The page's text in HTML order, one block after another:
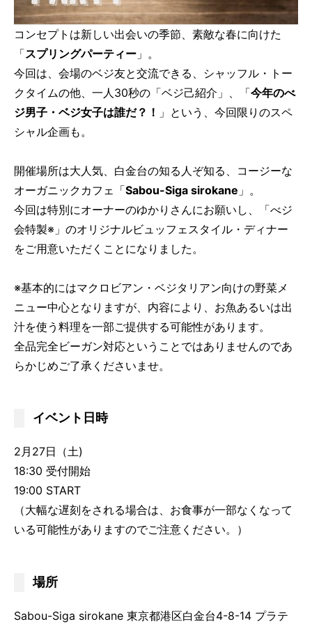
コンセプトは新しい出会いの季節、素敵な春に向けた
「スプリングパーティー 」。
今回は、会場のベジ友と交流できる、シャッフル・トー
クタイムの他、一人30秒の「ベジ己紹介」、「今年のべ
ジ男子・ベジ女子は誰だ？！ 」という、今回限りのスペ
シャル企画も。
開催場所は大人気、白金台の知る人ぞ知る、コージーな
オーガニックカフェ「Sabou-Siga sirokane 」。
今回は特別にオーナーのゆかりさんにお願いし、「べジ
会特製※」のオリジナルビュッフェスタイル・ディナー
をご用意いただくことになりました。
※基本的にはマクロビアン・ベジタリアン向けの野菜メ
ニュー中心となりますが、内容により、お魚あるいは出
汁を使う料理を一部ご提供する可能性があります。
全品完全ビーガン対応ということではありませんのであ
らかじめご了承くださいませ。
イベント日時
2月27日（土)
18:30 受付開始
19:00 START
（大幅な遅刻をされる場合は、お食事が一部なくなって
いる可能性がありますのでご注意ください。）
場所
Sabou-Siga sirokane 東京都港区白金台4-8-14 プラテ